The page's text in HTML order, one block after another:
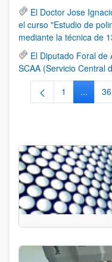
El Doctor Jose
el curso "Estudio de
mediante la técnica de
El Diputado Foral de
SCAA (Servicio Central
Página
1 ... 36